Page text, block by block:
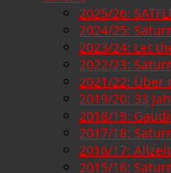
2025/26:
2024/25:
2023/24: Let
2022/23:
2021/22: Über
2019/20: 33
2018/19:
2017/18:
2016/17:
2015/16: